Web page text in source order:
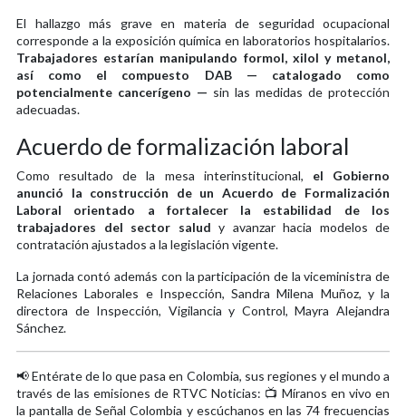
El hallazgo más grave en materia de seguridad ocupacional
corresponde a la exposición química en laboratorios hospitalarios.
Trabajadores estarían manipulando formol, xilol y metanol,
así como el compuesto DAB — catalogado como
potencialmente cancerígeno — sin las medidas de protección
adecuadas.
Acuerdo de formalización laboral
Como resultado de la mesa interinstitucional, el Gobierno
anunció la construcción de un Acuerdo de Formalización
Laboral orientado a fortalecer la estabilidad de los
trabajadores del sector salud y avanzar hacia modelos de
contratación ajustados a la legislación vigente.
La jornada contó además con la participación de la viceministra de
Relaciones Laborales e Inspección, Sandra Milena Muñoz, y la
directora de Inspección, Vigilancia y Control, Mayra Alejandra
Sánchez.
📢 Entérate de lo que pasa en Colombia, sus regiones y el mundo a
través de las emisiones de RTVC Noticias: 📺 Míranos en vivo en
la pantalla de Señal Colombia y escúchanos en las 74 frecuencias